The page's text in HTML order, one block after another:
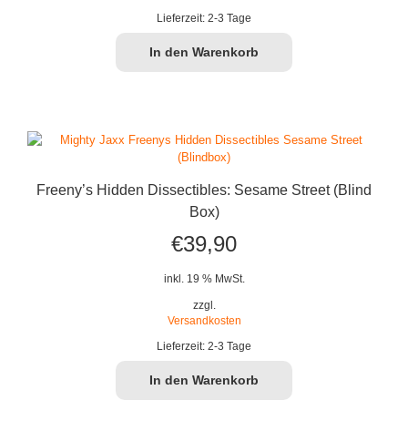
Lieferzeit: 2-3 Tage
In den Warenkorb
Freeny’s Hidden Dissectibles: Sesame Street (Blind
Box)
€39,90
inkl. 19 % MwSt.
zzgl.
Versandkosten
Lieferzeit: 2-3 Tage
In den Warenkorb